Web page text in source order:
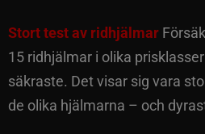
Stort test av ridhjälmar
15 ridhjälmar i olika
säkraste. Det visar sig vara
de olika hjälmarna – och